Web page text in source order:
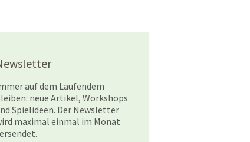
auf dem Laufendem
neue Artikel, Workshops
Spielideen. Der Newsletter
maximal einmal im Monat